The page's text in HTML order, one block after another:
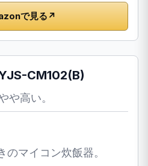
で見る ↗
CM102(B)
や高い。
マイコン炊飯器。